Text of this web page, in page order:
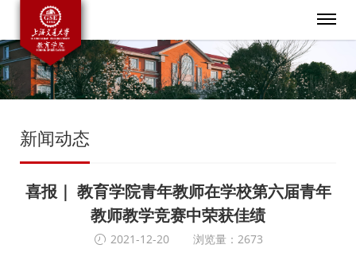
新闻动态
喜报｜ 教育学院青年教师在学校第六届青年
教师教学竞赛中荣获佳绩
2021-12-20 浏览量：2673